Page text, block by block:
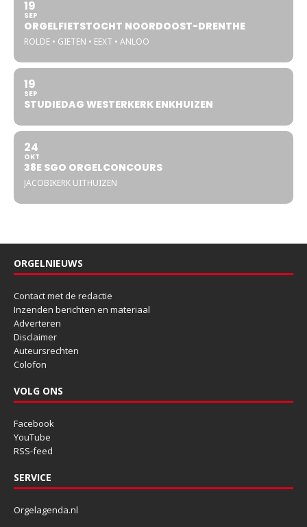
19
SEP
ORGELFIETSTOCHT NOORDOOST-DRENTHE
ROLDE • GIETEN • EEXT • ANLOO
19
SEP
STUDIEDAG WESTERKERK ENKHUIZEN
24
OKT
38E SGO ORGELCONCOURS
JACOBIKERK UITHUIZEN
ORGELNIEUWS
Contact met de redactie
Inzenden berichten en materiaal
Adverteren
Disclaimer
Auteursrechten
Colofon
VOLG ONS
Facebook
YouTube
RSS-feed
SERVICE
Orgelagenda.nl